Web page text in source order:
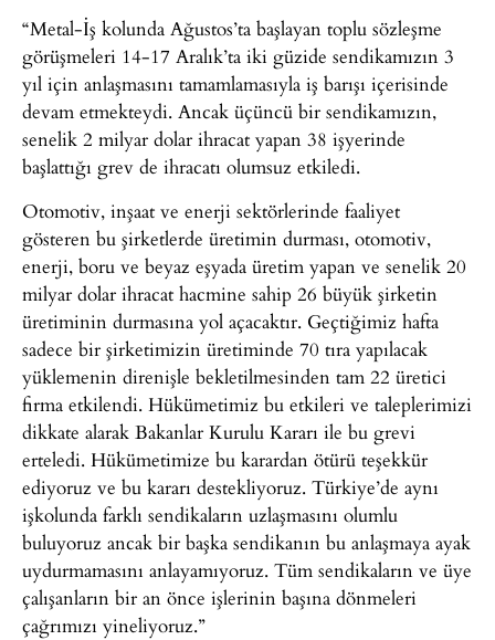
“Metal-İş kolunda Ağustos’ta başlayan toplu sözleşme
görüşmeleri 14-17 Aralık’ta iki güzide sendikamızın 3
yıl için anlaşmasını tamamlamasıyla iş barışı içerisinde
devam etmekteydi. Ancak üçüncü bir sendikamızın,
senelik 2 milyar dolar ihracat yapan 38 işyerinde
başlattığı grev de ihracatı olumsuz etkiledi.
Otomotiv, inşaat ve enerji sektörlerinde faaliyet
gösteren bu şirketlerde üretimin durması, otomotiv,
enerji, boru ve beyaz eşyada üretim yapan ve senelik 20
milyar dolar ihracat hacmine sahip 26 büyük şirketin
üretiminin durmasına yol açacaktır. Geçtiğimiz hafta
sadece bir şirketimizin üretiminde 70 tıra yapılacak
yüklemenin direnişle bekletilmesinden tam 22 üretici
firma etkilendi. Hükümetimiz bu etkileri ve taleplerimizi
dikkate alarak Bakanlar Kurulu Kararı ile bu grevi
erteledi. Hükümetimize bu karardan ötürü teşekkür
ediyoruz ve bu kararı destekliyoruz. Türkiye’de aynı
işkolunda farklı sendikaların uzlaşmasını olumlu
buluyoruz ancak bir başka sendikanın bu anlaşmaya ayak
uydurmamasını anlayamıyoruz. Tüm sendikaların ve üye
çalışanların bir an önce işlerinin başına dönmeleri
çağrımızı yineliyoruz.”